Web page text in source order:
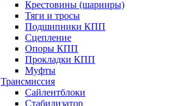
Крестовины (шарниры)
Тяги и тросы
Подшипники КПП
Сцепление
Опоры КПП
Прокладки КПП
Муфты
Трансмиссия
Сайлентблоки
Стабилизатор